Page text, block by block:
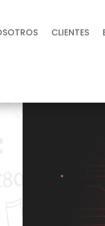
CLIENTES